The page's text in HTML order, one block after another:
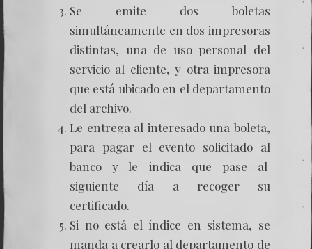
Se emite dos boletas
simultáneamente en dos impresoras
distintas, una de uso personal del
servicio al cliente, y otra impresora
que está ubicado en el departamento
del archivo.
Le entrega al interesado una boleta,
para pagar el evento solicitado al
banco y le indica que pase al
siguiente día a recoger su
certificado.
Si no está el índice en sistema, se
manda a crearlo al departamento de